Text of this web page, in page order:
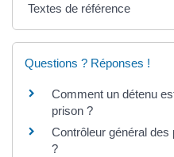
Textes de référence
Questions ? Réponses !
Comment un détenu
prison ?
Contrôleur général
?